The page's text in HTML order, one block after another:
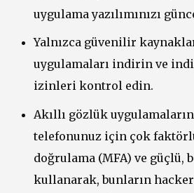
uygulama yazılımınızı
Yalnızca güvenilir
uygulamaları indirin ve
izinleri kontrol edin.
Akıllı gözlük
telefonunuz için çok
doğrulama (MFA) ve güçlü,
kullanarak, bunların